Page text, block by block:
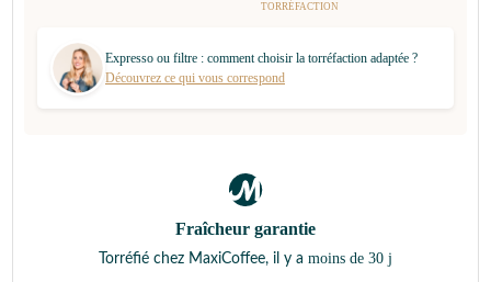
TORRÉFACTION
Expresso ou filtre : comment choisir la torréfaction adaptée ?
Découvrez ce qui vous correspond
Fraîcheur garantie
Torréfié chez MaxiCoffee, il y a moins de 30 j